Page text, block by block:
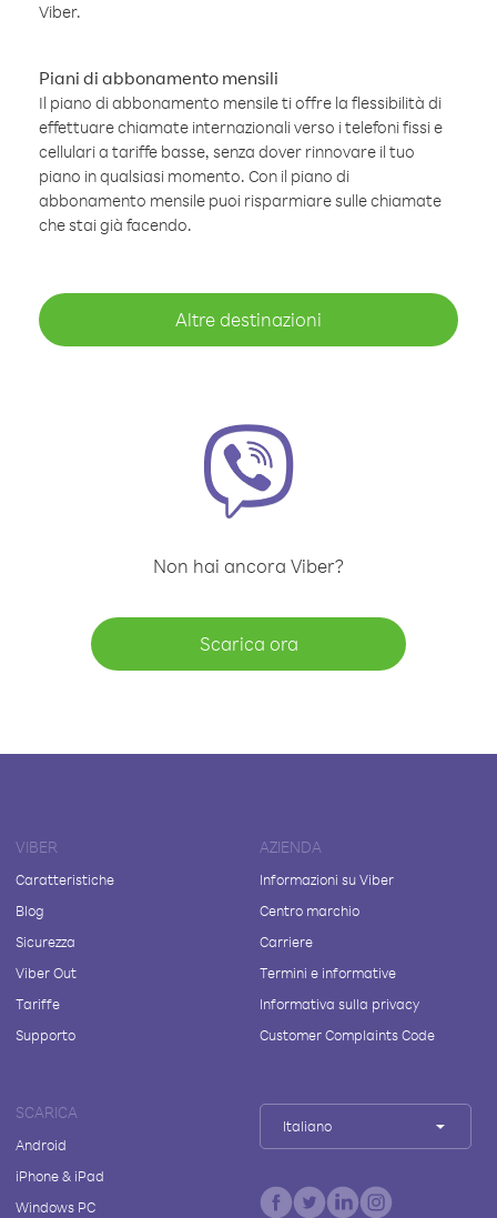
Viber.
Piani di abbonamento mensili
Il piano di abbonamento mensile ti offre la flessibilità di
effettuare chiamate internazionali verso i telefoni fissi e
cellulari a tariffe basse, senza dover rinnovare il tuo
piano in qualsiasi momento. Con il piano di
abbonamento mensile puoi risparmiare sulle chiamate
che stai già facendo.
Altre destinazioni
Non hai ancora Viber?
Scarica ora
VIBER
Caratteristiche
Blog
Sicurezza
Viber Out
Tariffe
Supporto
AZIENDA
Informazioni su Viber
Centro marchio
Carriere
Termini e informative
Informativa sulla privacy
Customer Complaints Code
SCARICA
Android
iPhone & iPad
Windows PC
Italiano